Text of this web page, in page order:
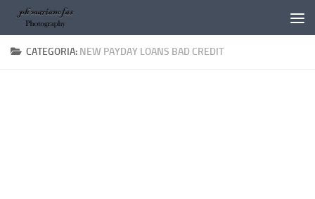
Salta al contenuto
CATEGORIA: NEW PAYDAY LOANS BAD CREDIT